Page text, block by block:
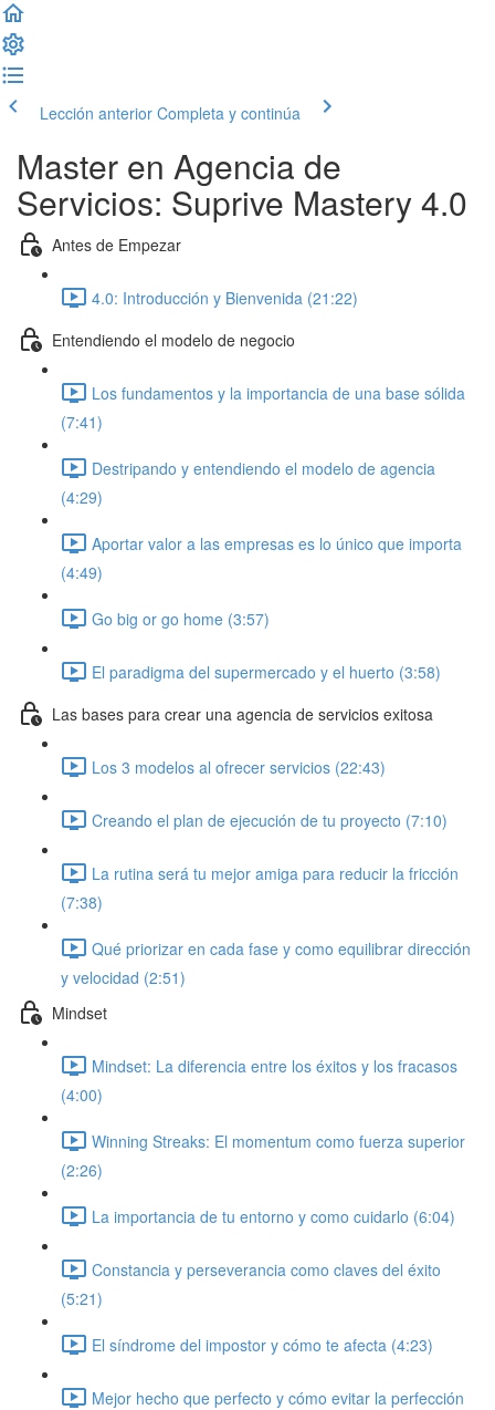
Lección anterior Completa y continúa
Master en Agencia de
Servicios: Suprive Mastery 4.0
Antes de Empezar
4.0: Introducción y Bienvenida (21:22)
Entendiendo el modelo de negocio
Los fundamentos y la importancia de una base sólida
(7:41)
Destripando y entendiendo el modelo de agencia
(4:29)
Aportar valor a las empresas es lo único que importa
(4:49)
Go big or go home (3:57)
El paradigma del supermercado y el huerto (3:58)
Las bases para crear una agencia de servicios exitosa
Los 3 modelos al ofrecer servicios (22:43)
Creando el plan de ejecución de tu proyecto (7:10)
La rutina será tu mejor amiga para reducir la fricción
(7:38)
Qué priorizar en cada fase y como equilibrar dirección
y velocidad (2:51)
Mindset
Mindset: La diferencia entre los éxitos y los fracasos
(4:00)
Winning Streaks: El momentum como fuerza superior
(2:26)
La importancia de tu entorno y como cuidarlo (6:04)
Constancia y perseverancia como claves del éxito
(5:21)
El síndrome del impostor y cómo te afecta (4:23)
Mejor hecho que perfecto y cómo evitar la perfección